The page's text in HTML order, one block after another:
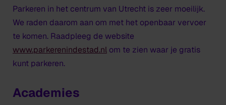
Parkeren in het centrum van Utrecht is zeer moeilijk.
We raden daarom aan om met het openbaar vervoer
te komen. Raadpleeg de website
www.parkerenindestad.nl om te zien waar je gratis
kunt parkeren.
Academies